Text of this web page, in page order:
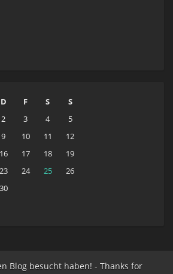
D F S
S
2 3 4
5
9 10 11
12
16 17 18
19
23 24 25
26
30
Blog besucht haben! - Thanks for